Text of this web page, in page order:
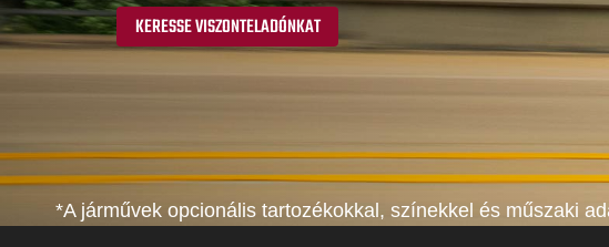
KERESSE VISZONTELADÓNKAT
*A járművek opcionális tartozékokkal, színekkel és műszaki